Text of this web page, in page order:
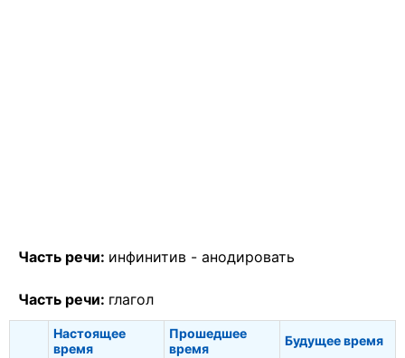
Часть речи: инфинитив - анодировать
Часть речи: глагол
Настоящее
время
Прошедшее
время
Будущее время